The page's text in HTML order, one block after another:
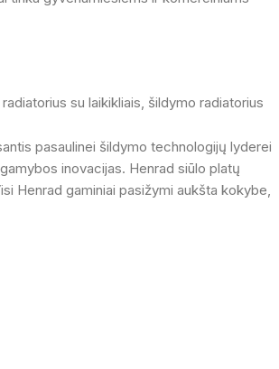
radiatorius su laikikliais šildymo radiatorius
pasaulinei šildymo technologijų lyderei
inovacijas. Henrad siūlo platų
Henrad gaminiai pasižymi aukšta kokybe,